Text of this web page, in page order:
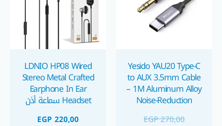
Yesido YAU20 Type-C
to AUX 3.5mm Cable
– 1M Aluminum Alloy
Noise-Reduction
EGP270,00
LDNIO HP08 Wired
Stereo Metal Crafted
Earphone In Ear
Headset سماعة أذن
EGP 220,00